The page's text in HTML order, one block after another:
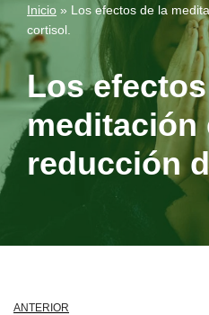
Inicio » Los efectos de la
cortisol.
Los
meditación
reducción
ANTERIOR